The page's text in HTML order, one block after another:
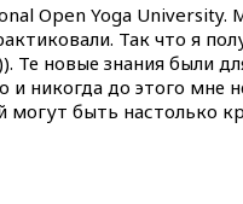
Open Yoga University.
Так что я
Те новые знания были
никогда до этого мне
быть настолько